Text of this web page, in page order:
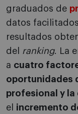
graduados de
datos
resultados
del
ranking. La
a cuatro
oportunidades
profesional y la
el incremento